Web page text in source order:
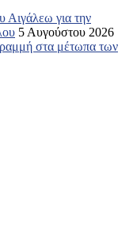
Αιγάλεω για την
5 Αυγούστου 2026
στα μέτωπα των